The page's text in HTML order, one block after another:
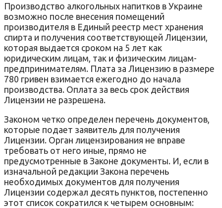
Производство алкогольных напитков в Украине
возможно после внесения помещений
производителя в Единый реестр мест хранения
спирта и получения соответствующей Лицензии,
которая выдается сроком на 5 лет как
юридическим лицам, так и физическим лицам-
предпринимателям. Плата за Лицензию в размере
780 гривен взимается ежегодно до начала
производства. Оплата за весь срок действия
Лицензии не разрешена.
Законом четко определен перечень документов,
которые подает заявитель для получения
Лицензии. Орган лицензирования не вправе
требовать от него иные, прямо не
предусмотренные в Законе документы. И, если в
изначальной редакции Закона перечень
необходимых документов для получения
Лицензии содержал десять пунктов, постепенно
этот список сократился к четырем основным: